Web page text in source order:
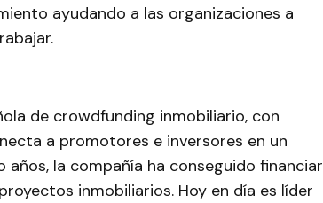
ayudando a las organizaciones a
de crowdfunding inmobiliario, con
a promotores e inversores en un
la compañía ha conseguido financiar
inmobiliarios. Hoy en día es líder